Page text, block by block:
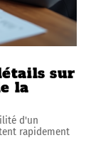
sur
la
d'un
rapidement